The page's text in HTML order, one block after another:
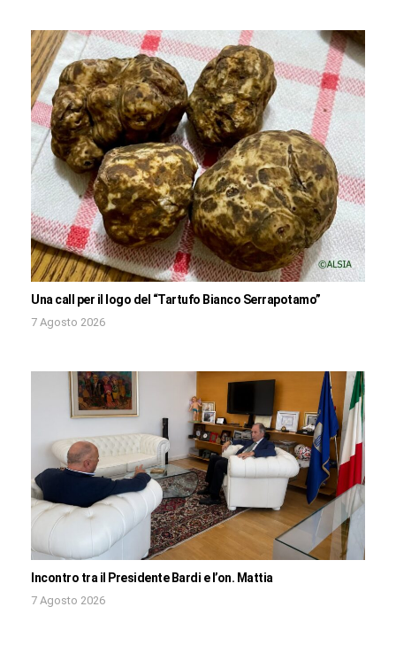
Una call per il logo del “Tartufo Bianco Serrapotamo”
7 Agosto 2026
Incontro tra il Presidente Bardi e l’on. Mattia
7 Agosto 2026